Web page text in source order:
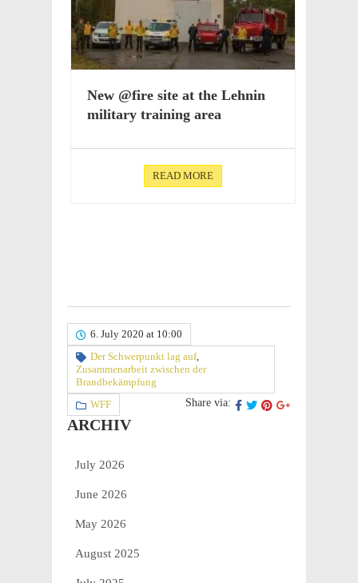
New @fire site at the Lehnin
mili­tary train­ing area
READ MORE
6. July 2020 at 10:00
Der Schwerpunkt lag auf,
Zusammenarbeit zwischen der
Brandbekämpfung
WFF
Share via:
ARCHIV
July 2026
June 2026
May 2026
August 2025